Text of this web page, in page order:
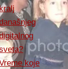
kralj
koje